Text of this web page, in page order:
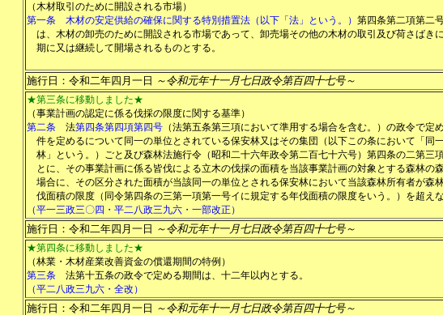
（木材取引のために開設される市場）
第一条
木材の安定供給の確保に関する特別措置法（以下「法」という。） 第四条第二項第二
は、木材の卸売のために開設される市場であって、卸売場その他の木材の取引及び荷さばき
期に又は継続して開場されるものとする。
施行日：令和二年四月一日 ～令和元年十一月七日政令第百四十七号～
★第三条に移動しました★
（事業計画の認定に係る伐採の限度に関する基準）
第二条
法第四条第四項第四号 （法第五条第三項において準用する場合を含む。）の政令で定
件を定めるについて同一の単位とされている保安林又はその集団（以下この条において「同
林」という。）ごと及び森林法施行令（昭和二十六年政令第二百七十六号）第四条の二第三
とに、その事業計画に係る皆伐による立木の伐採の面積を当該事業計画の対象とする森林の
場合に、その区分された面積が当該同一の単位とされる保安林において当該森林所有者が森
伐面積の限度（同令第四条の三第一項第一号イに規定する年伐面積の限度をいう。）を超えな
（平一三政三〇四・平二八政三九六・一部改正）
施行日：令和二年四月一日 ～令和元年十一月七日政令第百四十七号～
★第四条に移動しました★
（林業・木材産業改善資金の償還期間の特例）
第三条
法第十五条の政令で定める期間は、十二年以内とする。
（平二八政三九六・全改）
施行日：令和二年四月一日 ～令和元年十一月七日政令第百四十七号～